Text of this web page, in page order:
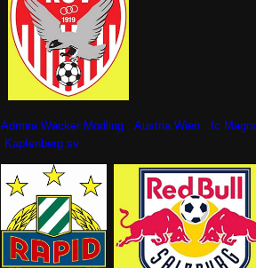
Admira Wacker Modling Austria Wien fc
Kapfenberg sv